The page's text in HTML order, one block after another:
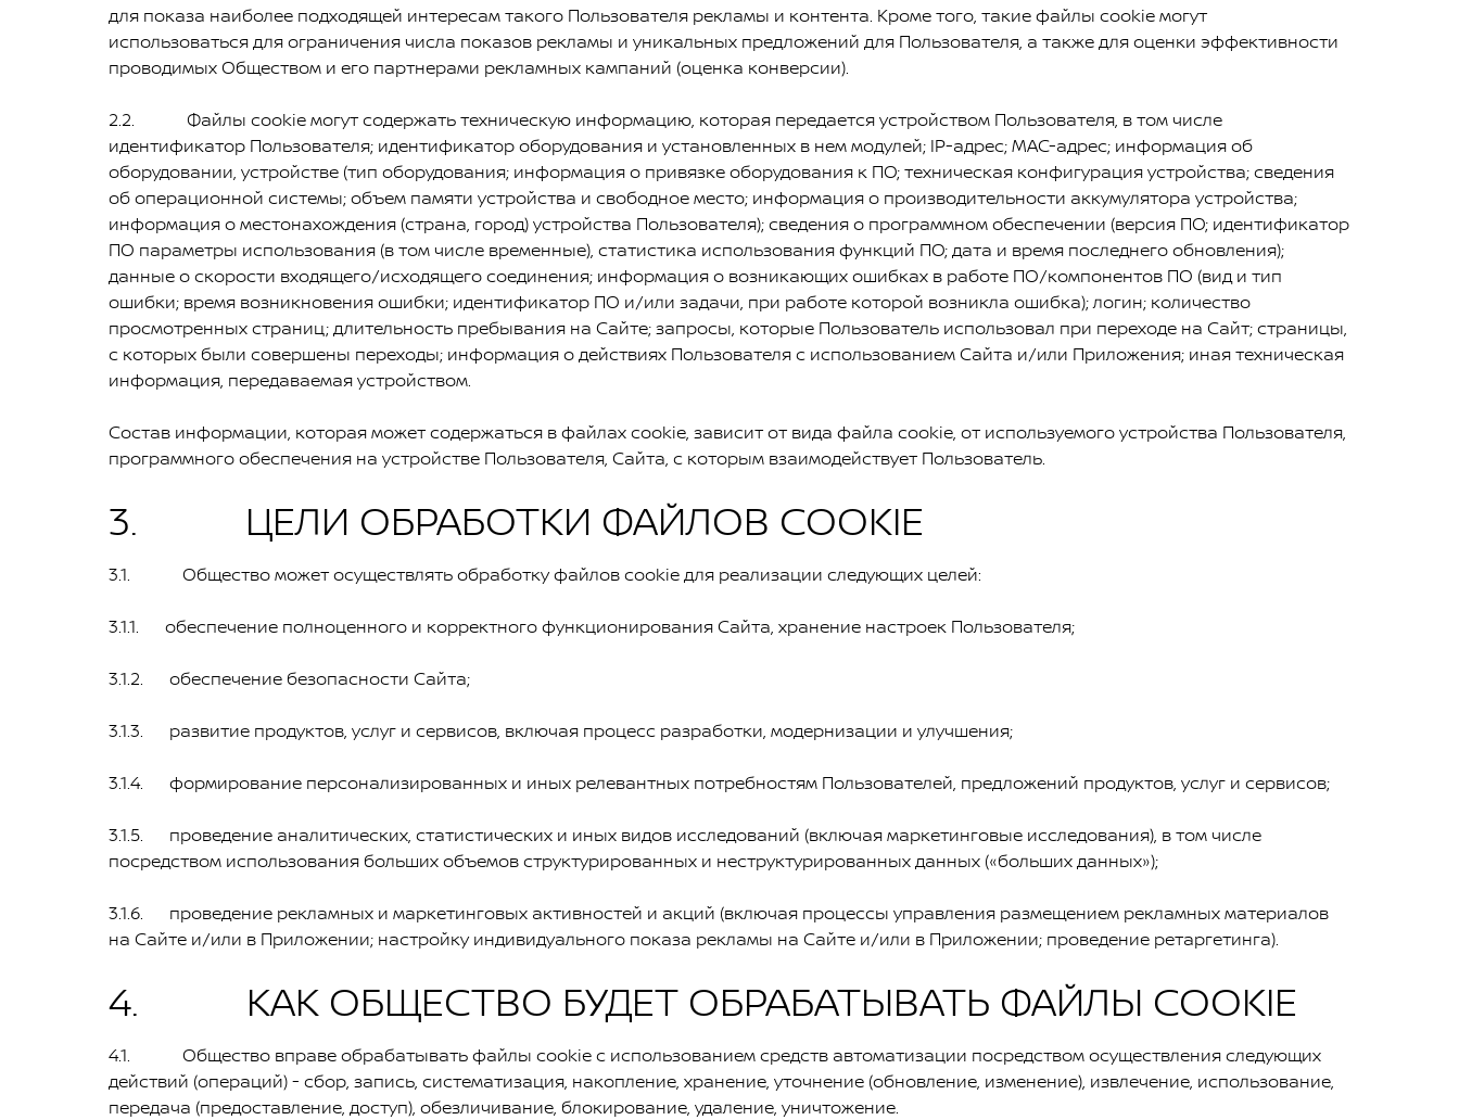
для показа наиболее подходящей интересам такого Пользователя рекламы и контента. Кроме того, такие файлы cookie могут
использоваться для ограничения числа показов рекламы и уникальных предложений для Пользователя, а также для оценки эффективности
проводимых Обществом и его партнерами рекламных кампаний (оценка конверсии).
2.2. Файлы cookie могут содержать техническую информацию, которая передается устройством Пользователя, в том числе
идентификатор Пользователя; идентификатор оборудования и установленных в нем модулей; IP-адрес; MAC-адрес; информация об
оборудовании, устройстве (тип оборудования; информация о привязке оборудования к ПО; техническая конфигурация устройства; сведения
об операционной системы; объем памяти устройства и свободное место; информация о производительности аккумулятора устройства;
информация о местонахождения (страна, город) устройства Пользователя); сведения о программном обеспечении (версия ПО; идентификатор
ПО параметры использования (в том числе временные), статистика использования функций ПО; дата и время последнего обновления);
данные о скорости входящего/исходящего соединения; информация о возникающих ошибках в работе ПО/компонентов ПО (вид и тип
ошибки; время возникновения ошибки; идентификатор ПО и/или задачи, при работе которой возникла ошибка); логин; количество
просмотренных страниц; длительность пребывания на Сайте; запросы, которые Пользователь использовал при переходе на Сайт; страницы,
с которых были совершены переходы; информация о действиях Пользователя с использованием Сайта и/или Приложения; иная техническая
информация, передаваемая устройством.
Состав информации, которая может содержаться в файлах cookie, зависит от вида файла cookie, от используемого устройства Пользователя,
программного обеспечения на устройстве Пользователя, Сайта, с которым взаимодействует Пользователь.
3. ЦЕЛИ ОБРАБОТКИ ФАЙЛОВ COOKIE
3.1. Общество может осуществлять обработку файлов cookie для реализации следующих целей:
3.1.1. обеспечение полноценного и корректного функционирования Сайта, хранение настроек Пользователя;
3.1.2. обеспечение безопасности Сайта;
3.1.3. развитие продуктов, услуг и сервисов, включая процесс разработки, модернизации и улучшения;
3.1.4. формирование персонализированных и иных релевантных потребностям Пользователей, предложений продуктов, услуг и сервисов;
3.1.5. проведение аналитических, статистических и иных видов исследований (включая маркетинговые исследования), в том числе
посредством использования больших объемов структурированных и неструктурированных данных («больших данных»);
3.1.6. проведение рекламных и маркетинговых активностей и акций (включая процессы управления размещением рекламных материалов
на Сайте и/или в Приложении; настройку индивидуального показа рекламы на Сайте и/или в Приложении; проведение ретаргетинга).
4. КАК ОБЩЕСТВО БУДЕТ ОБРАБАТЫВАТЬ ФАЙЛЫ COOKIE
4.1. Общество вправе обрабатывать файлы cookie с использованием средств автоматизации посредством осуществления следующих
действий (операций) - сбор, запись, систематизация, накопление, хранение, уточнение (обновление, изменение), извлечение, использование,
передача (предоставление, доступ), обезличивание, блокирование, удаление, уничтожение.